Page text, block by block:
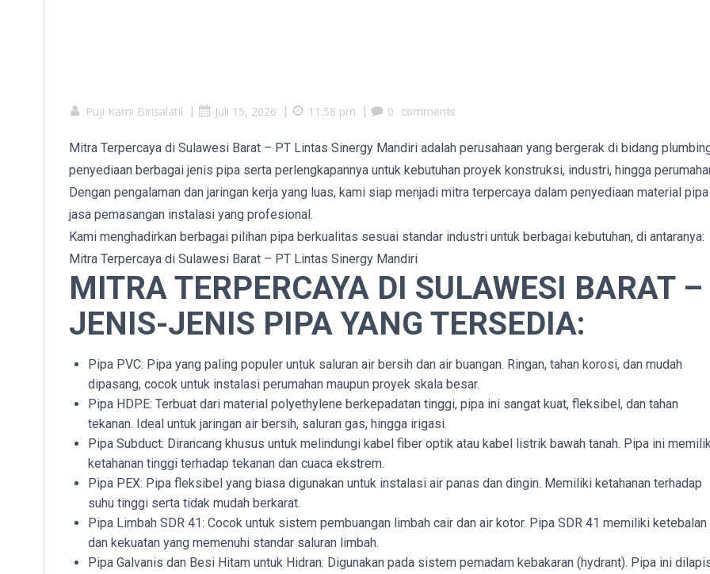
Puji Kami Birisalatil | Juli 15, 2026 | 11:58 pm | 0 comments
Mitra Terpercaya di Sulawesi Barat – PT Lintas Sinergy Mandiri adalah perusahaan yang bergerak di bidang
penyediaan berbagai jenis pipa serta perlengkapannya untuk kebutuhan proyek konstruksi, industri, hingga
Dengan pengalaman dan jaringan kerja yang luas, kami siap menjadi mitra terpercaya dalam penyediaan material
jasa pemasangan instalasi yang profesional.
Kami menghadirkan berbagai pilihan pipa berkualitas sesuai standar industri untuk berbagai kebutuhan, di antaranya:
Mitra Terpercaya di Sulawesi Barat – PT Lintas Sinergy Mandiri
MITRA TERPERCAYA DI SULAWESI BARAT –
JENIS-JENIS PIPA YANG TERSEDIA:
Pipa PVC: Pipa yang paling populer untuk saluran air bersih dan air buangan. Ringan, tahan korosi, dan mudah
dipasang, cocok untuk instalasi perumahan maupun proyek skala besar.
Pipa HDPE: Terbuat dari material polyethylene berkepadatan tinggi, pipa ini sangat kuat, fleksibel, dan tahan
tekanan. Ideal untuk jaringan air bersih, saluran gas, hingga irigasi.
Pipa Subduct: Dirancang khusus untuk melindungi kabel fiber optik atau kabel listrik bawah tanah. Pipa ini
ketahanan tinggi terhadap tekanan dan cuaca ekstrem.
Pipa PEX: Pipa fleksibel yang biasa digunakan untuk instalasi air panas dan dingin. Memiliki ketahanan terhadap
suhu tinggi serta tidak mudah berkarat.
Pipa Limbah SDR 41: Cocok untuk sistem pembuangan limbah cair dan air kotor. Pipa SDR 41 memiliki ketebalan
dan kekuatan yang memenuhi standar saluran limbah.
Pipa Galvanis dan Besi Hitam untuk Hidran: Digunakan pada sistem pemadam kebakaran (hydrant). Pipa ini